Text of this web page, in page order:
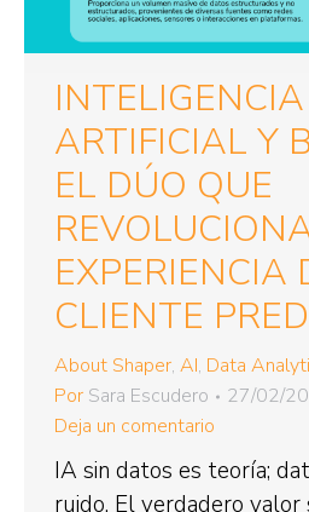
INTELIGENCIA
ARTIFICIAL Y
EL DÚO QUE
EXPERIENCIA
CLIENTE
About Shaper, AI, Data
Por Sara Escudero
27/02/
Deja un comentario
IA sin datos es teoría;
ruido. El verdadero valor